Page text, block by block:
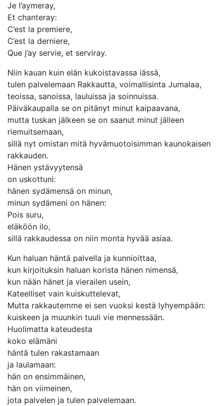
Je l’aymeray,
Et chanteray:
C’est la premiere,
C’est la derniere,
Que j’ay servie, et serviray.
Niin kauan kuin elän kukoistavassa iässä,
tulen palvelemaan Rakkautta, voimallisinta Jumalaa,
teoissa, sanoissa, lauluissa ja soinnuissa.
Päiväkaupalla se on pitänyt minut kaipaavana,
mutta tuskan jälkeen se on saanut minut jälleen
riemuitsemaan,
sillä nyt omistan mitä hyvämuotoisimman kaunokaisen
rakkauden.
Hänen ystävyytensä
on uskottuni:
hänen sydämensä on minun,
minun sydämeni on hänen:
Pois suru,
eläköön ilo,
sillä rakkaudessa on niin monta hyvää asiaa.
Kun haluan häntä palvella ja kunnioittaa,
kun kirjoituksin haluan korista hänen nimensä,
kun nään hänet ja vierailen usein,
Kateelliset vain kuiskuttelevat,
Mutta rakkautemme ei sen vuoksi kestä lyhyempään:
kuiskeen ja muunkin tuuli vie mennessään.
Huolimatta kateudesta
koko elämäni
häntä tulen rakastamaan
ja laulamaan:
hän on ensimmäinen,
hän on viimeinen,
jota palvelen ja tulen palvelemaan.